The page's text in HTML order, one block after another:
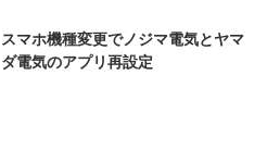
スマホ機種変更でノジマ電気とヤマ
ダ電気のアプリ再設定